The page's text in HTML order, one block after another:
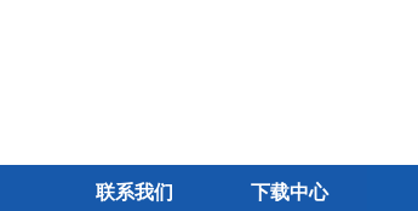
联系我们 下载中心